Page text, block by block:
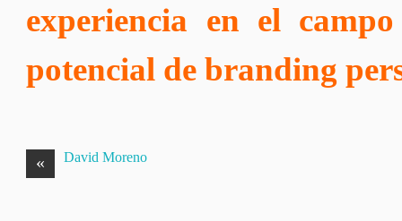
experiencia en el
potencial de branding
« David Moreno